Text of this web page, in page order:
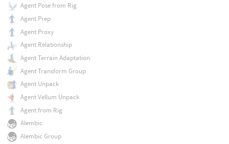
Agent Pose from Rig
Agent Prep
Agent Proxy
Agent Relationship
Agent Terrain Adaptation
Agent Transform Group
Agent Unpack
Agent Vellum Unpack
Agent from Rig
Alembic
Alembic Group